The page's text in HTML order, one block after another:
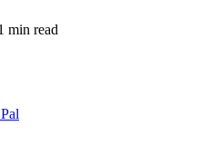
min read